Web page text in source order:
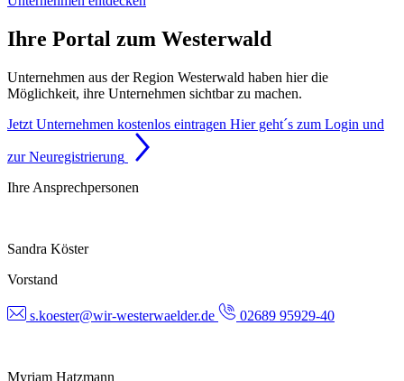
Ihre Portal zum Westerwald
Unternehmen aus der Region Westerwald haben hier die
Möglichkeit, ihre Unternehmen sichtbar zu machen.
Jetzt Unternehmen kostenlos eintragen Hier geht´s zum Login und
zur Neuregistrierung
Ihre Ansprechpersonen
Sandra Köster
Vorstand
s.koester@wir-westerwaelder.de 02689 95929-40
Myriam Hatzmann